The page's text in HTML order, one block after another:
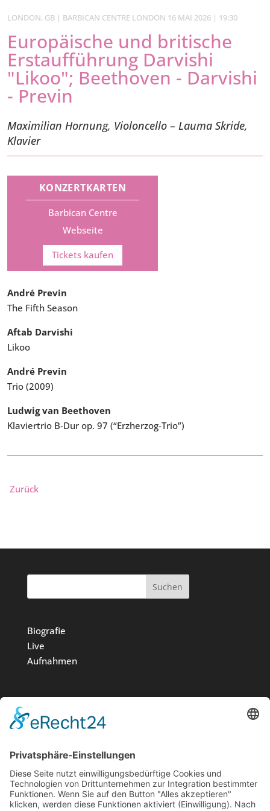
LONDON, GB | BARBICAN CENTRE LONDON 16 MAI 2026 | 19:30
Europäische und britische
Erstaufführung Darvishi
"Likoo"; Beethoven - Darvishi
- Previn
Maximilian Hornung, Violoncello – Lauma Skride,
Klavier
KONZERTKARTEN
Barbican Centre
Webseite
Tickets kaufen
André Previn
The Fifth Season
Aftab Darvishi
Likoo
André Previn
Trio (2009)
Ludwig van Beethoven
Klaviertrio B-Dur op. 97 (“Erzherzog-Trio”)
Zurück
Suchen
Biografie
Live
Aufnahmen
Medien
News